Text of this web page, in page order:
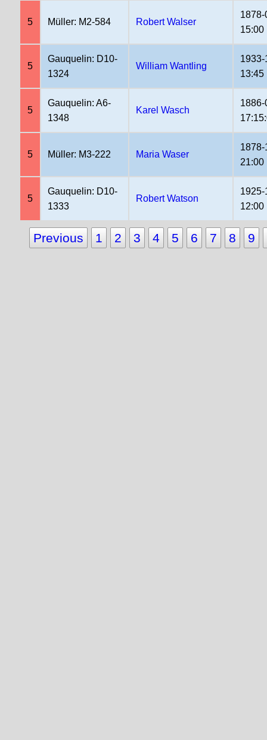
5 Müller: M2-584 Robert Walser
15:00
5
Gauquelin: D10-
1324
William Wantling
1933-
13:45
5
Gauquelin: A6-
1348
Karel Wasch
5 Müller: M3-222 Maria Waser
21:00
5
Gauquelin: D10-
1333
Robert Watson
12:00
Previous 1 2 3 4 5 6 7 8 9